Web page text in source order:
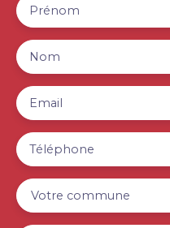
Prénom
Nom
Email
Téléphone
Votre commune